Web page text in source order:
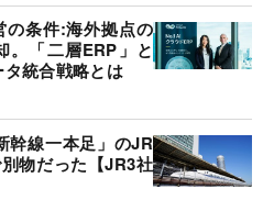
の条件:海外拠点の
。「二層ERP」と
統合戦略とは
幹線一本足」のJR
物だった【JR3社